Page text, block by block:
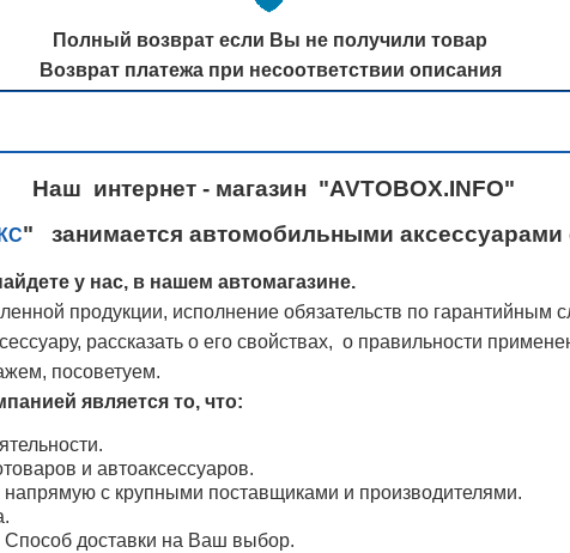
Полный возврат если Вы не получили товар
Возврат платежа при несоответствии описания
Наш интернет - магазин "AVTOBOX.INFO"
" занимается автомобильными аксессуарами
у нас, в нашем автомагазине.
продукции, исполнение обязательств по гарантийным
рассказать о его свойствах, о правильности
посоветуем.
является то, что:
и автоаксессуаров.
с крупными поставщиками и производителями.
доставки на Ваш выбор.